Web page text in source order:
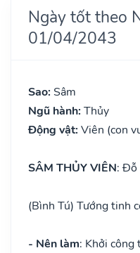
Ngày tốt theo
01/04/2043
Sao: Sâm
Ngũ hành: Thủy
Động vật: Viên (con
SÂM THỦY VIÊN: Đỗ
(Bình Tú) Tướng tinh
- Nên làm: Khởi công